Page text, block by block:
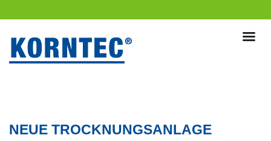
NEUE TROCKNUNGSANLAGE